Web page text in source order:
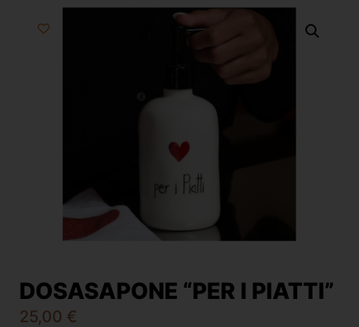
DOSASAPONE “PER I PIATTI”
25,00 €